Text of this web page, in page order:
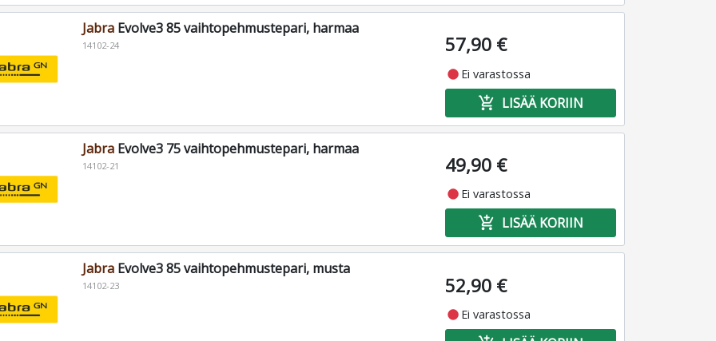
JabraEvolve3 85 vaihtopehmustepari, harmaa
14102-24 57,90 €
fiber_manual_record Ei varastossa
add_shopping_cart LISÄÄ KORIIN
JabraEvolve3 75 vaihtopehmustepari, harmaa
14102-21 49,90 €
fiber_manual_record Ei varastossa
add_shopping_cart LISÄÄ KORIIN
JabraEvolve3 85 vaihtopehmustepari, musta
14102-23 52,90 €
fiber_manual_record Ei varastossa